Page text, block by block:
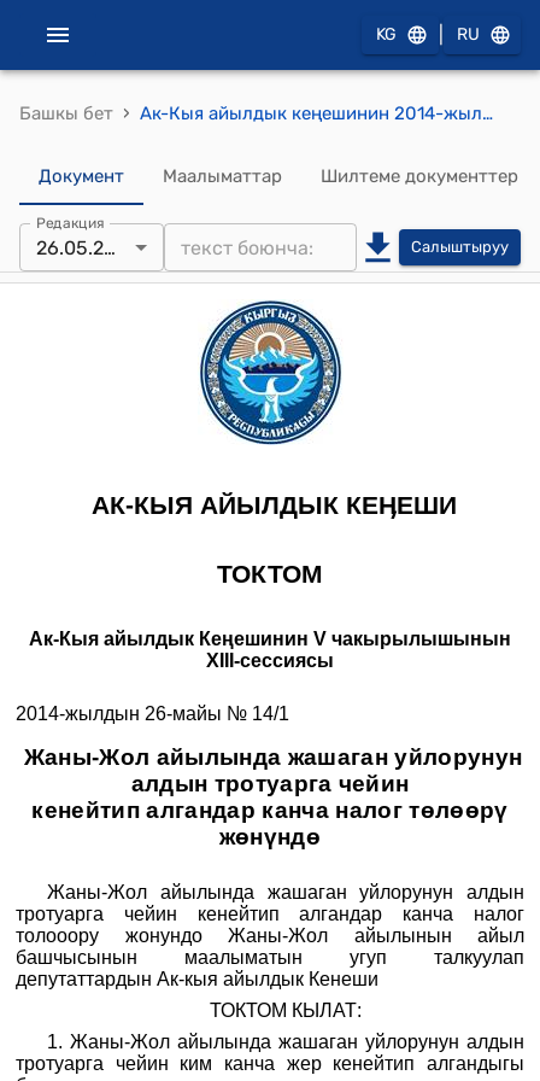
KG RU
Башкы бет › Ак-Кыя айылдык кеңешинин 2014-жылдын 26-майындагы № 14/1 "Жаны-Жол айылында жашаган уйлорунун алдын тротуарга чейин кенейтип алгандар канча налог төлөөрү жөнүндө" токтому
Документ Маалыматтар Шилтеме документтер
Редакция
26.05.2014 Салыштыруу